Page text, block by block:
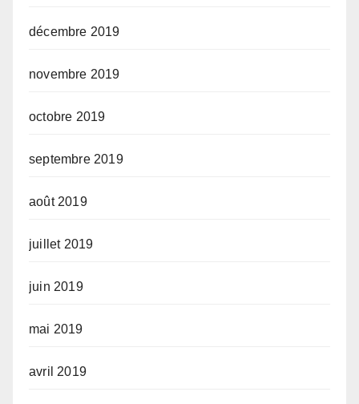
décembre 2019
novembre 2019
octobre 2019
septembre 2019
août 2019
juillet 2019
juin 2019
mai 2019
avril 2019